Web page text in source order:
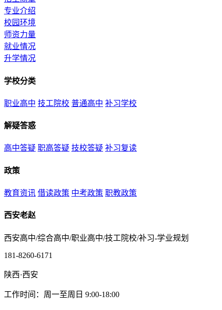
专业介绍
校园环境
师资力量
就业情况
升学情况
学校分类
职业高中 技工院校 普通高中 补习学校
解疑答惑
高中答疑 职高答疑 技校答疑 补习复读
政策
教育资讯 借读政策 中考政策 职教政策
西安老赵
西安高中/综合高中/职业高中/技工院校/补习-学业规划
181-8260-6171
陕西·西安
工作时间：周一至周日 9:00-18:00